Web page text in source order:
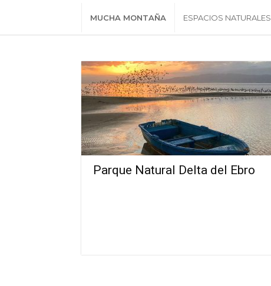
MUCHA MONTAÑA ESPACIOS NATURALES
Parque Natural Delta del Ebro